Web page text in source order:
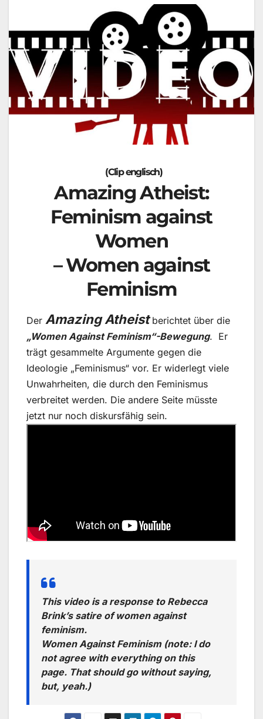
(Clip englisch)
Amazing Atheist:
Feminism against
Women
– Women against
Feminism
Der Amazing Atheistberichtet über die
„Women Against Feminism“-Bewegung. Er
trägt gesammelte Argumente gegen die
Ideologie „Feminismus“ vor. Er widerlegt viele
Unwahrheiten, die durch den Feminismus
verbreitet werden. Die andere Seite müsste
jetzt nur noch diskursfähig sein.
This video is a response to Rebecca
Brink’s satire of women against
feminism.
Women Against Feminism (note: I do
not agree with everything on this
page. That should go without saying,
but, yeah.)